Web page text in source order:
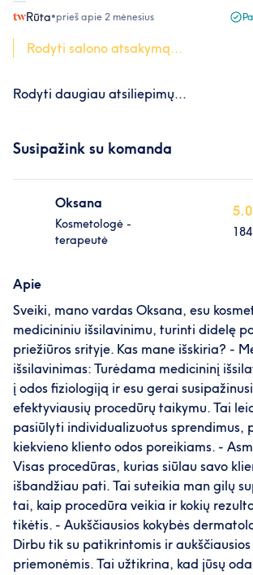
Rūta•prieš apie 2 mėnesius
Rodyti salono atsakymą...
Rodyti daugiau atsiliepimų...
Susipažink su komanda
Oksana
Kosmetologė -
terapeutė
5.0
Apie
Sveiki, mano vardas Oksana, esu
medicininiu išsilavinimu, turinti didelę
priežiūros srityje. Kas mane išskiria? -
išsilavinimas: Turėdama medicininį
į odos fiziologiją ir esu gerai
efektyviausių procedūrų taikymu. Tai
pasiūlyti individualizuotus sprendimus,
kiekvieno kliento odos poreikiams. -
Visas procedūras, kurias siūlau savo
išbandžiau pati. Tai suteikia man gilų
tai, kaip procedūra veikia ir kokių
tikėtis. - Aukščiausios kokybės
Dirbu tik su patikrintomis ir aukščiausios
priemonėmis. Tai užtikrina, kad jūsų